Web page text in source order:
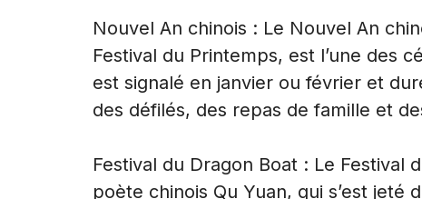
Nouvel An chinois : Le Nouvel An
Festival du Printemps, est l’une des
est signalé en janvier ou février et
des défilés, des repas de famille et
Festival du Dragon Boat : Le Festival
poète chinois Qu Yuan, qui s’est